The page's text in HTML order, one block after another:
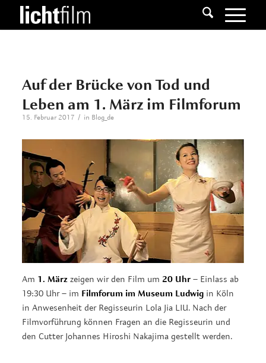
Auf der Brücke von Tod und
Leben am 1. März im Filmforum
15. Februar 2017 / in Blog_de
Am 1. März zeigen wir den Film um 20 Uhr – Einlass ab
19:30 Uhr – im Filmforum im Museum Ludwig in Köln
in Anwesenheit der Regisseurin Lola Jia LIU. Nach der
Filmvorführung können Fragen an die Regisseurin und
den Cutter Johannes Hiroshi Nakajima gestellt werden.